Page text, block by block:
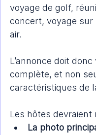
voyage de golf,
concert, voyage sur
air.
L’annonce doit
complète, et non
caractéristiques de
Les hôtes devraient
La photo